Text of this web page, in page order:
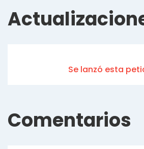
Se lanzó esta
Comentarios